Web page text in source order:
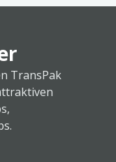
TransPak